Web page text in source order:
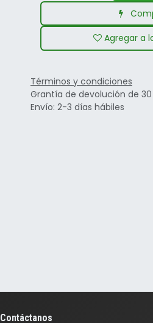
Agregar a
Términos y condiciones
Grantía de devolución de
Envío: 2-3 días hábiles
Contáctanos